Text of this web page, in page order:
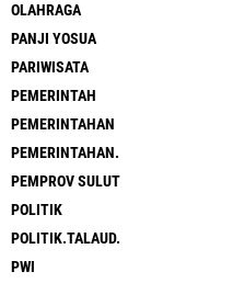
OLAHRAGA
PANJI YOSUA
PARIWISATA
PEMERINTAH
PEMERINTAHAN
PEMERINTAHAN.
PEMPROV SULUT
POLITIK
POLITIK.TALAUD.
PWI